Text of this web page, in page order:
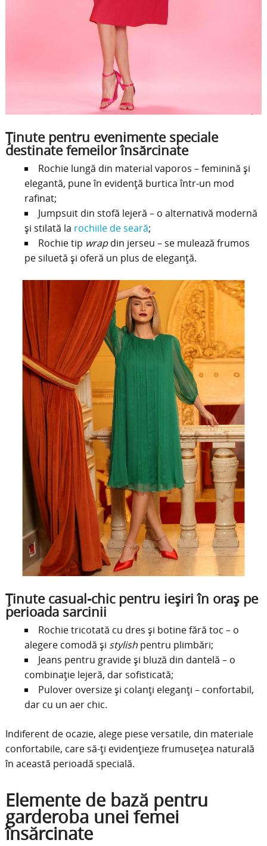
Ținute pentru evenimente speciale
destinate femeilor însărcinate
Rochie lungă din material vaporos – feminină și
elegantă, pune în evidență burtica într-un mod
rafinat;
Jumpsuit din stofă lejeră – o alternativă modernă
și stilată la rochiile de seară;
Rochie tip wrapdin jerseu – se mulează frumos
pe siluetă și oferă un plus de eleganță.
Ținute casual-chic pentru ieșiri în oraș pe
perioada sarcinii
Rochie tricotată cu dres și botine fără toc – o
alegere comodă și stylish pentru plimbări;
Jeans pentru gravide și bluză din dantelă – o
combinație lejeră, dar sofisticată;
Pulover oversize și colanți eleganți – confortabil,
dar cu un aer chic.
Indiferent de ocazie, alege piese versatile, din materiale
confortabile, care să-ți evidențieze frumusețea naturală
în această perioadă specială.
Elemente de bază pentru
garderoba unei femei
însărcinate